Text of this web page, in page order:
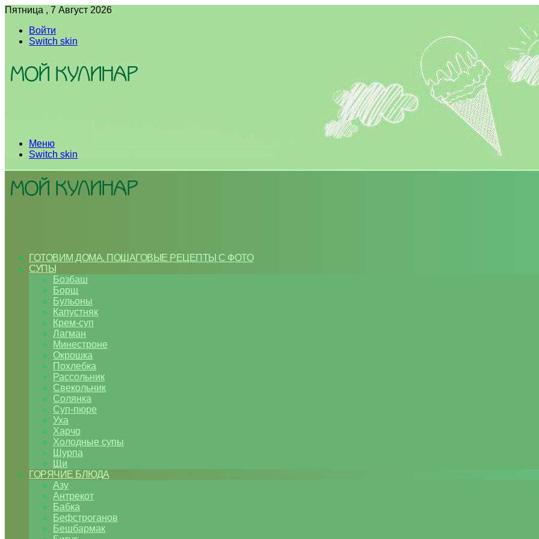
Пятница , 7 Август 2026
Войти
Switch skin
Меню
Switch skin
ГОТОВИМ ДОМА. ПОШАГОВЫЕ РЕЦЕПТЫ С ФОТО
СУПЫ
Бозбаш
Борщ
Бульоны
Капустняк
Крем-суп
Лагман
Минестроне
Окрошка
Похлебка
Рассольник
Свекольник
Солянка
Суп-пюре
Уха
Харчо
Холодные супы
Шурпа
Щи
ГОРЯЧИЕ БЛЮДА
Азу
Антрекот
Бабка
Бефстроганов
Бешбармак